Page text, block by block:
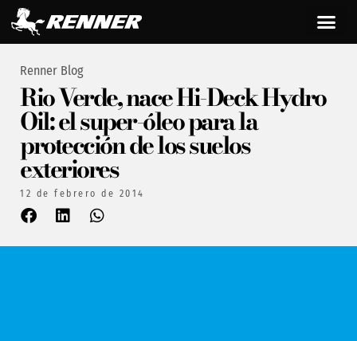
Renner Blog
Rio Verde, nace Hi-Deck Hydro
Oil: el super-óleo para la
protección de los suelos
exteriores
12 de febrero de 2014